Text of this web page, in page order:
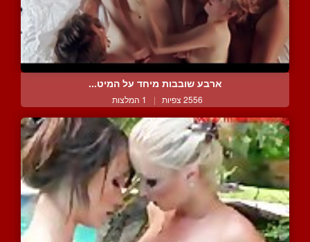
ארבע שובבות מיחד על המיט...
2556 צפיות | 1 המלצות